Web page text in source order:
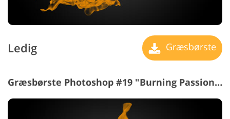
Ledig Græsbørste
Græsbørste Photoshop #19 "Burning Passions"